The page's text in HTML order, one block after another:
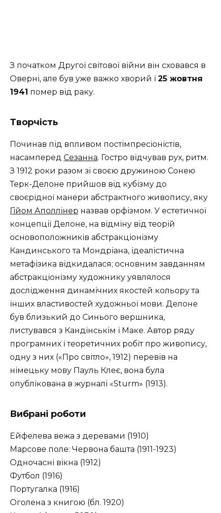
З початком Другої світової війни він сховався в
Оверні, але був уже важко хворий і 25 жовтня
1941 помер від раку.
Творчість
Починав під впливом постімпресіоністів,
насамперед Сезанна. Гостро відчував рух, ритм.
З 1912 роки разом зі своєю дружиною Сонею
Терк-Делоне прийшов від кубізму до
своєрідної манери абстрактного живопису, яку
Гійом Аполлінер назвав орфізмом. У естетичної
концепції Делоне, на відміну від теорій
основоположників абстракціонізму
Кандинського та Мондріана, ідеалістична
метафізика відкидалася; основним завданням
абстракціонізму художнику уявлялося
дослідження динамічних якостей кольору та
інших властивостей художньої мови. Делоне
був близький до Синього вершника,
листувався з Кандінськім і Маке. Автор ряду
програмних і теоретичних робіт про живопису,
одну з них («Про світло», 1912) перевів на
німецьку мову Пауль Клеє, вона була
опублікована в журналі «Sturm» (1913).
Вибрані роботи
Ейфелева вежа з деревами (1910)
Марсове поле: Червона башта (1911-1923)
Одночасні вікна (1912)
Футбол (1916)
Португалка (1916)
Оголена з книгою (бл. 1920)